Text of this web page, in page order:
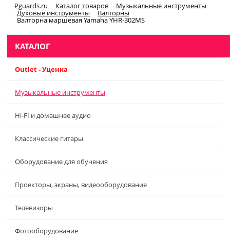
Pguards.ru Каталог товаров Музыкальные инструменты
Духовые инструменты Валторны
Валторна маршевая Yamaha YHR-302MS
КАТАЛОГ
Outlet - Уценка
Музыкальные инструменты
Hi-FI и домашнее аудио
Классические гитары
Оборудование для обучения
Проекторы, экраны, видеооборудование
Телевизоры
Фотооборудование